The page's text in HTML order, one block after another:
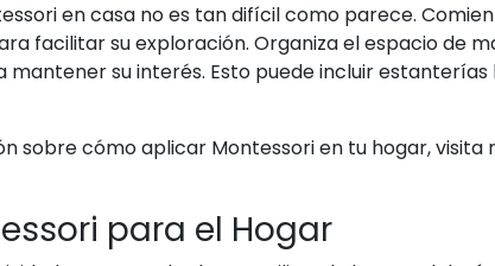
en casa no es tan difícil como parece.
facilitar su exploración. Organiza el espacio de
su interés. Esto puede incluir
sobre cómo aplicar Montessori en tu hogar,
para el Hogar